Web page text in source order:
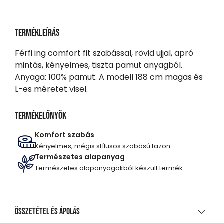
Termékleírás
Férfi ing comfort fit szabással, rövid ujjal, apró
mintás, kényelmes, tiszta pamut anyagból.
Anyaga: 100% pamut. A modell 188 cm magas és
L-es méretet visel.
Termékelőnyök
Komfort szabás
Kényelmes, mégis stílusos szabású fazon.
Természetes alapanyag
Természetes alapanyagokból készült termék.
Összetétel és ápolás